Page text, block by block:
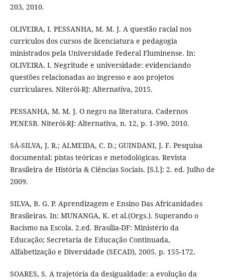
203, 2010.
OLIVEIRA, I. PESSANHA, M. M. J. A questão racial nos
currículos dos cursos de licenciatura e pedagogia
ministrados pela Universidade Federal Fluminense. In:
OLIVEIRA. I. Negritude e universidade: evidenciando
questões relacionadas ao ingresso e aos projetos
curriculares. Niterói-RJ: Alternativa, 2015.
PESSANHA, M. M. J. O negro na literatura. Cadernos
PENESB. Niterói-RJ: Alternativa, n. 12, p. 1-390, 2010.
SÁ-SILVA, J. R.; ALMEIDA, C. D.; GUINDANI, J. F. Pesquisa
documental: pistas teóricas e metodológicas. Revista
Brasileira de História & Ciências Sociais. [S.l.]: 2. ed. Julho de
2009.
SILVA, B. G. P. Aprendizagem e Ensino Das Africanidades
Brasileiras. In: MUNANGA, K. et al.(Orgs.). Superando o
Racismo na Escola. 2.ed. Brasília-DF: Ministério da
Educação; Secretaria de Educação Continuada,
Alfabetização e Diversidade (SECAD), 2005. p. 155-172.
SOARES, S. A trajetória da desigualdade: a evolução da